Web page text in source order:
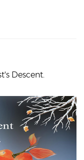
Descent.